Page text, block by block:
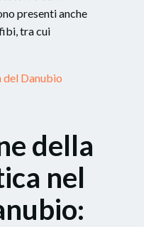
presenti anche
tra cui
del Danubio
della
nel